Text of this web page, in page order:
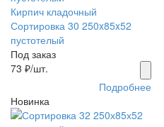
Кирпич кладочный
Сортировка 30 250x85x52
пустотелый
Под заказ
73 ₽/шт.
Подробнее
Новинка